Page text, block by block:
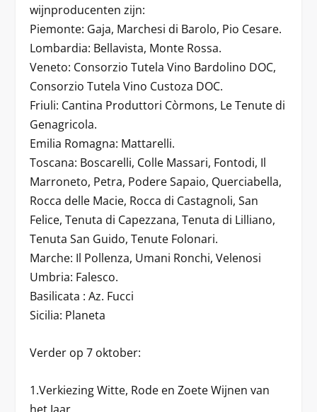
wijnproducenten zijn:
Piemonte: Gaja, Marchesi di Barolo, Pio Cesare.
Lombardia: Bellavista, Monte Rossa.
Veneto: Consorzio Tutela Vino Bardolino DOC,
Consorzio Tutela Vino Custoza DOC.
Friuli: Cantina Produttori Còrmons, Le Tenute di
Genagricola.
Emilia Romagna: Mattarelli.
Toscana: Boscarelli, Colle Massari, Fontodi, Il
Marroneto, Petra, Podere Sapaio, Querciabella,
Rocca delle Macie, Rocca di Castagnoli, San
Felice, Tenuta di Capezzana, Tenuta di Lilliano,
Tenuta San Guido, Tenute Folonari.
Marche: Il Pollenza, Umani Ronchi, Velenosi
Umbria: Falesco.
Basilicata : Az. Fucci
Sicilia: Planeta
Verder op 7 oktober:
1.Verkiezing Witte, Rode en Zoete Wijnen van
het Jaar